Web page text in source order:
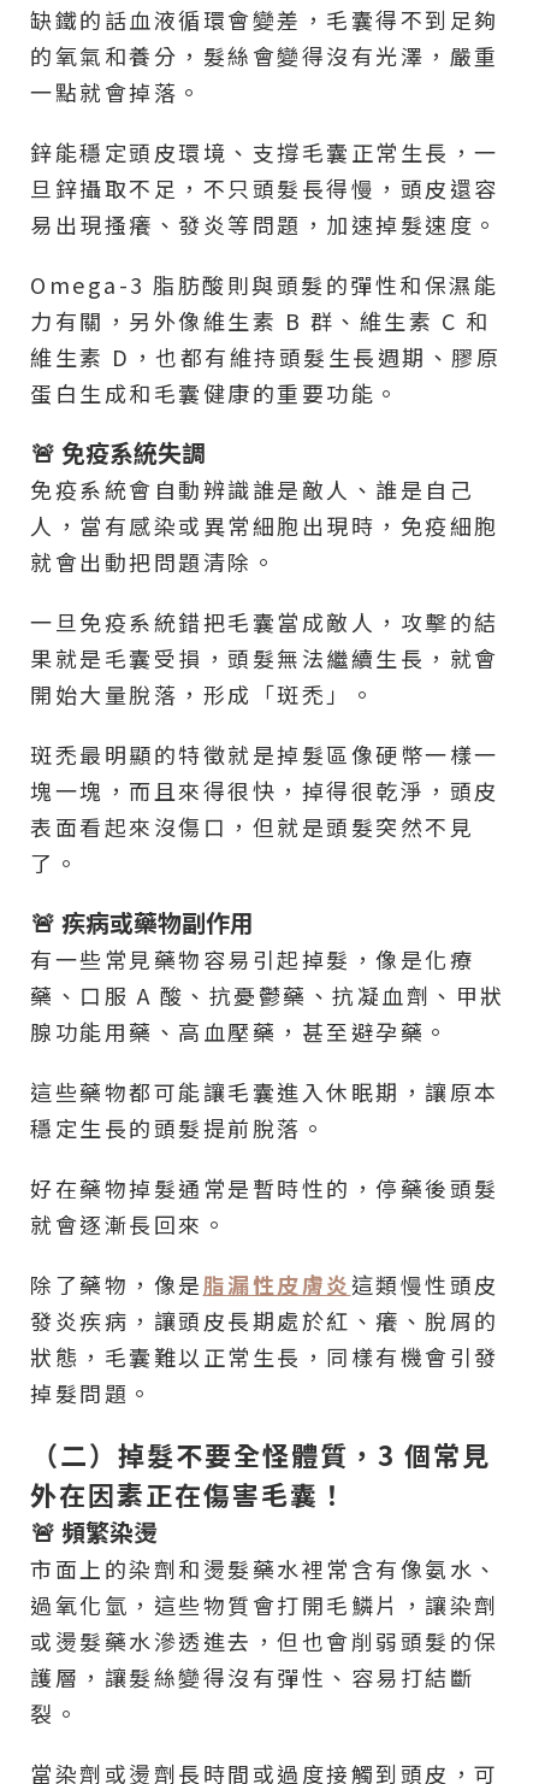
缺鐵的話血液循環會變差，毛囊得不到足夠
的氧氣和養分，髮絲會變得沒有光澤，嚴重
一點就會掉落。
鋅能穩定頭皮環境、支撐毛囊正常生長，一
旦鋅攝取不足，不只頭髮長得慢，頭皮還容
易出現搔癢、發炎等問題，加速掉髮速度。
Omega-3 脂肪酸則與頭髮的彈性和保濕能
力有關，另外像維生素 B 群、維生素 C 和
維生素 D，也都有維持頭髮生長週期、膠原
蛋白生成和毛囊健康的重要功能。
🚨 免疫系統失調
免疫系統會自動辨識誰是敵人、誰是自己
人，當有感染或異常細胞出現時，免疫細胞
就會出動把問題清除。
一旦免疫系統錯把毛囊當成敵人，攻擊的結
果就是毛囊受損，頭髮無法繼續生長，就會
開始大量脫落，形成「斑禿」。
斑禿最明顯的特徵就是掉髮區像硬幣一樣一
塊一塊，而且來得很快，掉得很乾淨，頭皮
表面看起來沒傷口，但就是頭髮突然不見
了。
🚨 疾病或藥物副作用
有一些常見藥物容易引起掉髮，像是化療
藥、口服 A 酸、抗憂鬱藥、抗凝血劑、甲狀
腺功能用藥、高血壓藥，甚至避孕藥。
這些藥物都可能讓毛囊進入休眠期，讓原本
穩定生長的頭髮提前脫落。
好在藥物掉髮通常是暫時性的，停藥後頭髮
就會逐漸長回來。
除了藥物，像是脂漏性皮膚炎這類慢性頭皮
發炎疾病，讓頭皮長期處於紅、癢、脫屑的
狀態，毛囊難以正常生長，同樣有機會引發
掉髮問題。
（二）掉髮不要全怪體質，3 個常見
外在因素正在傷害毛囊！
🚨 頻繁染燙
市面上的染劑和燙髮藥水裡常含有像氨水、
過氧化氫，這些物質會打開毛鱗片，讓染劑
或燙髮藥水滲透進去，但也會削弱頭髮的保
護層，讓髮絲變得沒有彈性、容易打結斷
裂。
當染劑或燙劑長時間或過度接觸到頭皮，可